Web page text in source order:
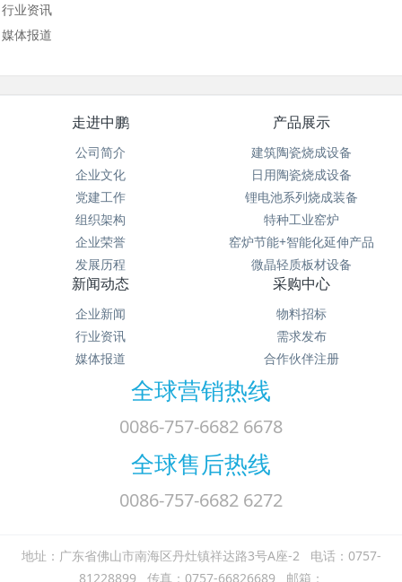
行业资讯
媒体报道
走进中鹏
公司简介
企业文化
党建工作
组织架构
企业荣誉
发展历程
产品展示
建筑陶瓷烧成设备
日用陶瓷烧成设备
锂电池系列烧成装备
特种工业窑炉
窑炉节能+智能化延伸产品
微晶轻质板材设备
新闻动态
企业新闻
行业资讯
媒体报道
采购中心
物料招标
需求发布
合作伙伴注册
全球营销热线
0086-757-6682 6678
全球售后热线
0086-757-6682 6272
地址：广东省佛山市南海区丹灶镇祥达路3号A座-2 电话：0757-
81228899 传真：0757-66826689 邮箱：